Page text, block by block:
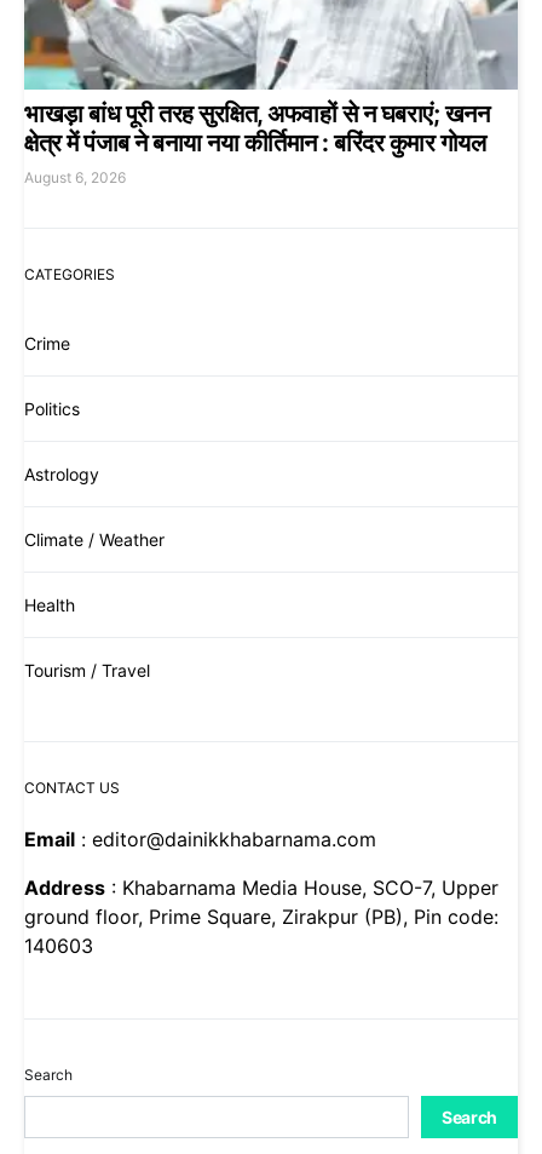
भाखड़ा बांध पूरी तरह सुरक्षित, अफवाहों से न घबराएं; खनन
क्षेत्र में पंजाब ने बनाया नया कीर्तिमान : बरिंदर कुमार गोयल
August 6, 2026
CATEGORIES
Crime
Politics
Astrology
Climate / Weather
Health
Tourism / Travel
CONTACT US
Email : editor@dainikkhabarnama.com
Address : Khabarnama Media House, SCO-7, Upper
ground floor, Prime Square, Zirakpur (PB), Pin code:
140603
Search
Search